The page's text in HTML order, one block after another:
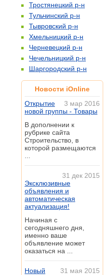
Тростянецкий р-н
Тульчинский р-н
Тывровский р-н
Хмельницкий р-н
Черневецкий р-н
Чечельницкий р-н
Шаргородский р-н
Новости iOnline
3 мар 2016
Открытие
новой группы - Товары
В дополнении к
рубрике сайта
Строительство, в
которой размещаются
31 дек 2015
Эксклюзивные
объявления и
автоматическая
актуализация!
Начиная с
сегодняшнего дня,
именно ваше
объявление может
оказаться на ...
31 мая 2015
Новый